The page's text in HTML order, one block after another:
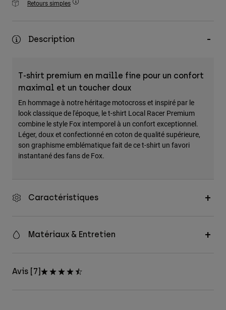
Accessoires
Sacs et sacs à dos
Voir tout
Retours simples
Description
T-shirt premium en maille fine pour un confort
maximal et un toucher doux
En hommage à notre héritage motocross et inspiré par le
look classique de l'époque, le t-shirt Local Racer Premium
combine le style Fox intemporel à un confort exceptionnel.
Léger, doux et confectionné en coton de qualité supérieure,
son graphisme emblématique fait de ce t-shirt un favori
instantané des fans de Fox.
Caractéristiques
Matériaux & Entretien
Avis [7]